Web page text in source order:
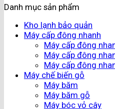
Danh mục sản phẩm
Kho lạnh bảo quản
Máy cấp đông nhanh
Máy cấp đông
Máy cấp đông
Máy cấp đông
Máy chế biến gỗ
Máy băm
Máy băm gỗ
Máy bóc vỏ cây